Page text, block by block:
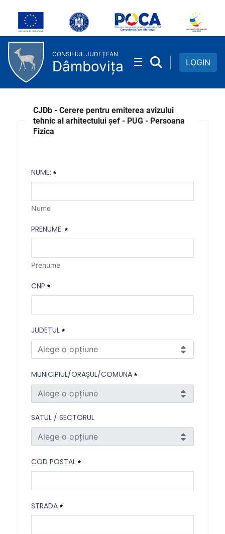
Skip to Main Content
Cerere aviz tehnic PUG PF
CONSILIUL JUDEȚEAN
Dâmbovița LOGIN
CJDb - Cerere pentru emiterea avizului
tehnic al arhitectului șef - PUG - Persoana
Fizica
NUME:
Nume
Nume
PRENUME:
Prenume
Prenume
CNP
Necesitat
JUDEȚUL
Alege o opțiune
Necesitat
MUNICIPIUL/ORAȘUL/COMUNA
Alege o opțiune
Necesitat
SATUL / SECTORUL
Alege o opțiune
COD POSTAL
Necesitat
STRADA